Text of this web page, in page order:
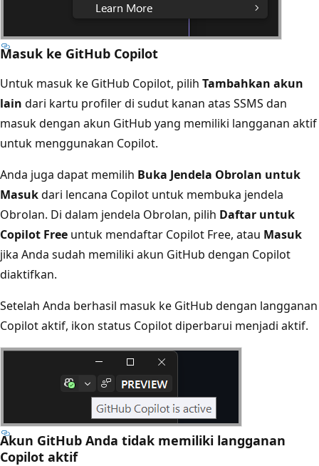
Masuk ke GitHub Copilot
Untuk masuk ke GitHub Copilot, pilih Tambahkan akun
lain dari kartu profiler di sudut kanan atas SSMS dan
masuk dengan akun GitHub yang memiliki langganan aktif
untuk menggunakan Copilot.
Anda juga dapat memilih Buka Jendela Obrolan untuk
Masukdari lencana Copilot untuk membuka jendela
Obrolan. Di dalam jendela Obrolan, pilih Daftar untuk
Copilot Free untuk mendaftar Copilot Free, atau Masuk
jika Anda sudah memiliki akun GitHub dengan Copilot
diaktifkan.
Setelah Anda berhasil masuk ke GitHub dengan langganan
Copilot aktif, ikon status Copilot diperbarui menjadi aktif.
Akun GitHub Anda tidak memiliki langganan
Copilot aktif